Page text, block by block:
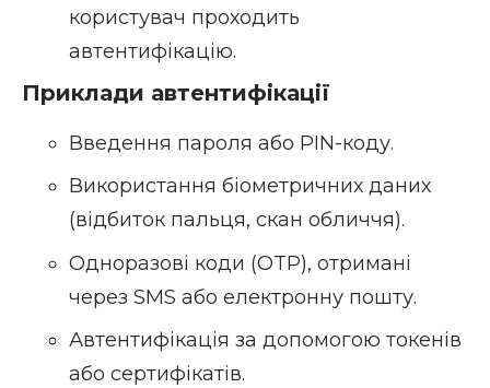
користувач проходить
автентифікацію.
Приклади автентифікації
Введення пароля або PIN-коду.
Використання біометричних даних
(відбиток пальця, скан обличчя).
Одноразові коди (OTP), отримані
через SMS або електронну пошту.
Автентифікація за допомогою токенів
або сертифікатів.